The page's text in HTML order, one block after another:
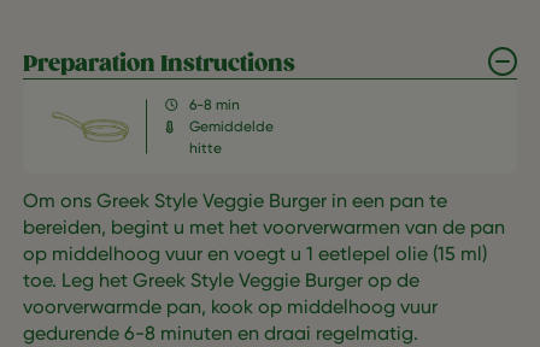
Preparation Instructions
6-8 min
Gemiddelde
hitte
Om ons Greek Style Veggie Burger in een pan te
bereiden, begint u met het voorverwarmen van de pan
op middelhoog vuur en voegt u 1 eetlepel olie (15 ml)
toe. Leg het Greek Style Veggie Burger op de
voorverwarmde pan, kook op middelhoog vuur
gedurende 6-8 minuten en draai regelmatig.